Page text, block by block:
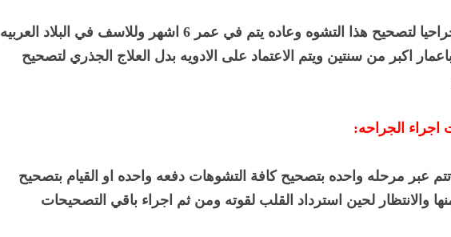
فقط جراحيا لتصحيح هذا التشوه وعاده يتم في عمر 6 اشهر وللاسف في البلاد العربيه
اكبر من سنتين ويتم الاعتماد على الادويه بدل العلاج الجذري لتصحيح
الجراحه:
تتم عبر مرحله واحده بتصحيح كافة التشوهات دفعه واحده او القيام بتصحيح
والانتظار لحين استرداد القلب لقوته ومن ثم اجراء باقي التصحيحات